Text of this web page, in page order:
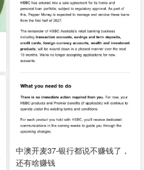
中澳开麦37-银行都说不赚钱了，
还有啥赚钱